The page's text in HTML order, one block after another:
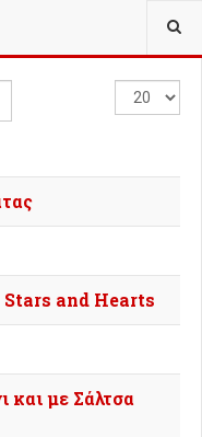
Εμφάνιση
#
and Hearts
και με Σάλτσα